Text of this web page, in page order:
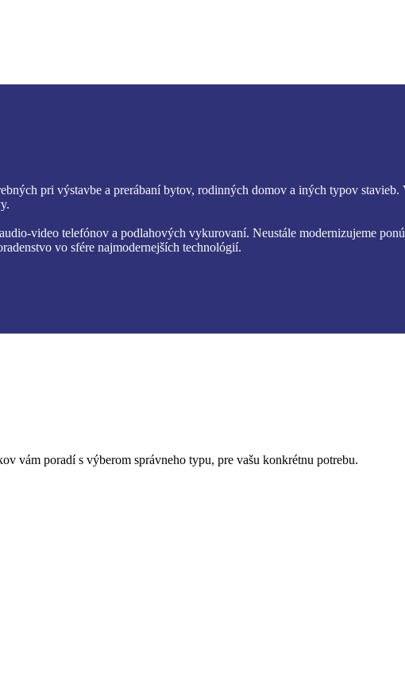
pri výstavbe a prerábaní bytov, rodinných domov a iných typov
video telefónov a podlahových vykurovaní. Neustále modernizujeme
vo sfére najmodernejších technológií.
vám poradí s výberom správneho typu, pre vašu konkrétnu potrebu.